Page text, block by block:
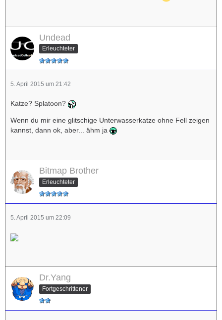
Undead
Erleuchteter
5. April 2015 um 21:42
Katze? Splatoon?
Wenn du mir eine glitschige Unterwasserkatze ohne Fell zeigen
kannst, dann ok, aber... ähm ja
Bitmap Brother
Erleuchteter
5. April 2015 um 22:09
Dr.Yang
Fortgeschrittener